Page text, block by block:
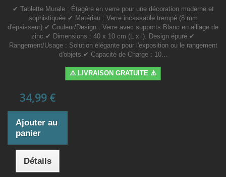
✔ Tablette Murale : Étagère en verre pour une décoration moderne et
sophistiquée.✔ Matériau : Verre incassable trempé (8 mm
d'épaisseur).✔ Couleur/Design : Verre avec supports Blanc en alliage de
zinc.✔ Dimensions : 40 x 10 cm (L x l). Design épuré.✔
Rangement/Usage : Solution élégante pour l'exposition ou le rangement
d'objets.✔ Capacité de Charge : 10...
⚠️ LIVRAISON GRATUITE ⚠️
34,99 €
Ajouter au
panier
Détails